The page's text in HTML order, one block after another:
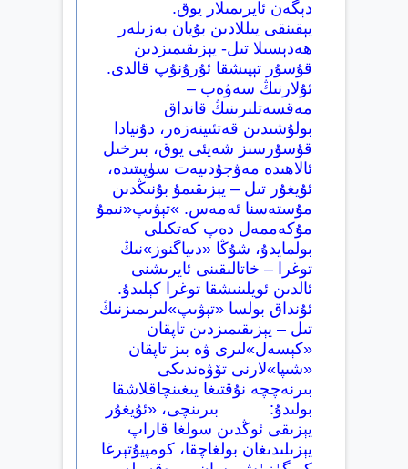
دېگەن ئايرىمىلار يوق.
يېقىنقى يىللادىن بۇيان بەزىلەر
ھەدېسىلا تىل- يېزىقىمىزدىن
قۇسۇر تېپىشقا ئۇرۇنۇپ قالدى.
ئۇلارنىڭ سەۋەب –
مەقسەتلىرىنىڭ قانداق
بولۇشىدىن قەتئىينەزەر، دۇنيادا
قۇسۇرسىز شەيئى يوق، بىرخىل
ئالاھىدە مەۋجۇدىيەت سۈپىتىدە،
ئۇيغۇر تىل – يېزىقىمۇ بۇنىڭدىن
مۇستەسنا ئەمەس. »تېۋىپ«نىمۇ
مۇكەممەل دەپ كەتكىلى
بولمايدۇ، شۇڭا «دىياگنوز»نىڭ
توغرا – خاتالىقىنى ئايرىشنى
ئالدىن ئويلىنىشقا توغرا كېلىدۇ.
ئۇنداق بولسا «تېۋىپ»لىرىمىزنىڭ
تىل – يېزىقىمىزدىن تاپقان
«كېسەل»لىرى ۋە بىز تاپقان
«شىپا»لارنى تۆۋەندىكى
بىرنەچچە نۇقتىغا يىغىنچاقلاشقا
بولىدۇ: بىرىنچى، «ئۇيغۇر
يېزىقى ئوڭدىن سولغا قاراپ
يېزىلىدىغان بولغاچقا، كومپيۇتېرغا